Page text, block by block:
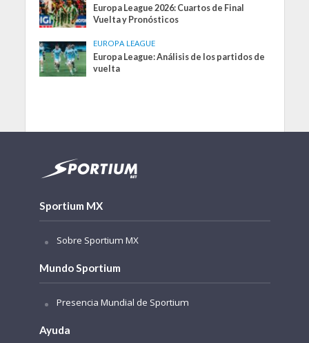
Europa League 2026: Cuartos de Final
Vuelta y Pronósticos
EUROPA LEAGUE
Europa League: Análisis de los partidos de
vuelta
Sportium MX
Sobre Sportium MX
Mundo Sportium
Presencia Mundial de Sportium
Ayuda